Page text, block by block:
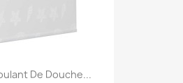
De Douche...